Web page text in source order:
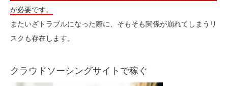
が必要です。
またいざトラブルになった際に、そもそも関係が崩れてしまうリ
スクも存在します。
クラウドソーシングサイトで稼ぐ